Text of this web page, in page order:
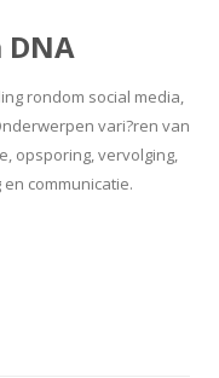
DNA
rondom social media,
vari?ren van
opsporing, vervolging,
communicatie.